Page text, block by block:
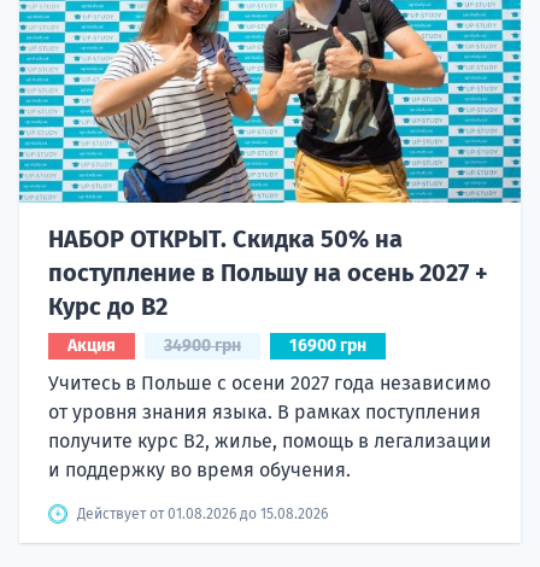
НАБОР ОТКРЫТ. Скидка 50% на
поступление в Польшу на осень 2027 +
Курс до B2
Акция 34900 грн 16900 грн
Учитесь в Польше с осени 2027 года независимо
от уровня знания языка. В рамках поступления
получите курс B2, жилье, помощь в легализации
и поддержку во время обучения.
Действует от 01.08.2026 до 15.08.2026